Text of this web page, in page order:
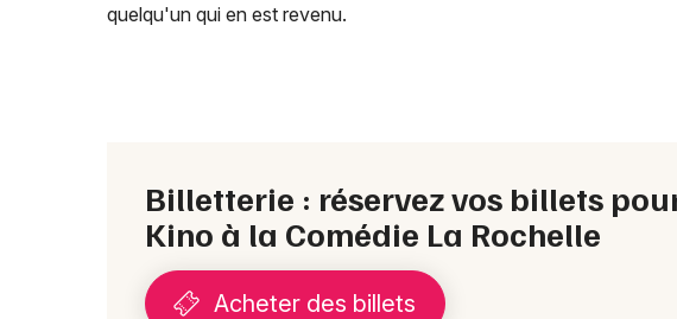
quelqu'un qui en est revenu.
Billetterie : réservez vos billets
Kino à la Comédie La Rochelle
Acheter des billets